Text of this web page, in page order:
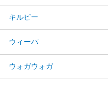
キルピー
ウィーパ
ウォガウォガ